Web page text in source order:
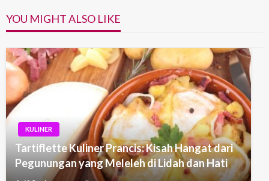
YOU MIGHT ALSO LIKE
KULINER
Tartiflette Kuliner Prancis: Kisah Hangat dari
Pegunungan yang Meleleh di Lidah dan Hati